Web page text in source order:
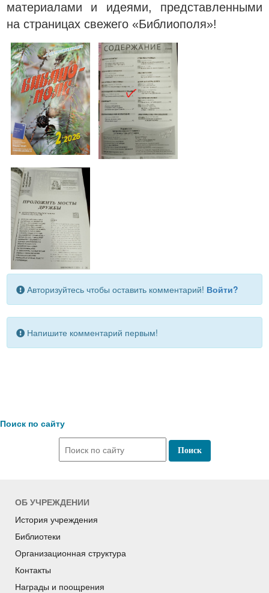
материалами и идеями, представленными
на страницах свежего «Библиополя»!
Авторизуйтесь чтобы оставить комментарий! Войти?
Напишите комментарий первым!
Поиск по сайту
ОБ УЧРЕЖДЕНИИ
История учреждения
Библиотеки
Организационная структура
Контакты
Награды и поощрения